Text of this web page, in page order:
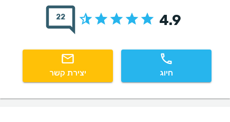
4.9
22
חיוג יצירת קשר